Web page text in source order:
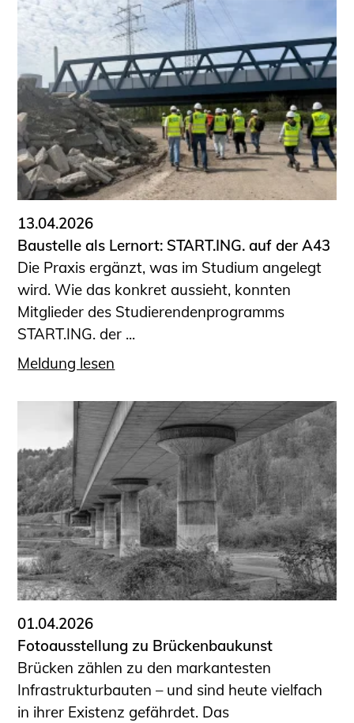
13.04.2026
Baustelle als Lernort: START.ING. auf der A43
Die Praxis ergänzt, was im Studium angelegt
wird. Wie das konkret aussieht, konnten
Mitglieder des Studierendenprogramms
START.ING. der ...
Meldung lesen
01.04.2026
Fotoausstellung zu Brückenbaukunst
Brücken zählen zu den markantesten
Infrastrukturbauten – und sind heute vielfach
in ihrer Existenz gefährdet. Das